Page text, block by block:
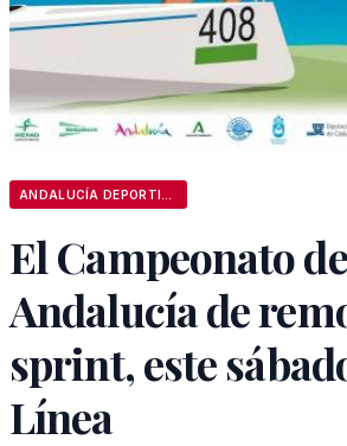
El Campeonato de
Andalucía de
sprint, este
Línea